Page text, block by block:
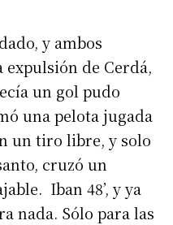
y ambos
de Cerdá,
un gol pudo
una pelota jugada
un tiro libre, y solo
cruzó un
Iban 48’, y ya
nada. Sólo para las